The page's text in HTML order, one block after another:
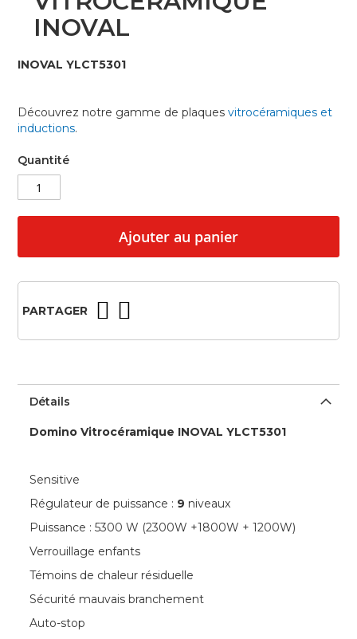
beginning
the
gallery
INOVAL
INOVAL YLCT5301
Découvrez notre gamme de plaquesvitrocéramiques et
inductions.
Quantité
Ajouter au panier
PARTAGER
Détails
Domino Vitrocéramique INOVAL YLCT5301
Sensitive
Régulateur de puissance : 9 niveaux
Puissance : 5300 W (2300W +1800W + 1200W)
Verrouillage enfants
Témoins de chaleur résiduelle
Sécurité mauvais branchement
Auto-stop